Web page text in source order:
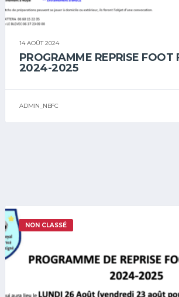
14 AOÛT 2024
PROGRAMME REPRISE FOOT
2024-2025
ADMIN_NBFC
NON CLASSÉ